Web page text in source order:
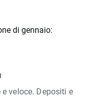
di gennaio:
veloce. Depositi e